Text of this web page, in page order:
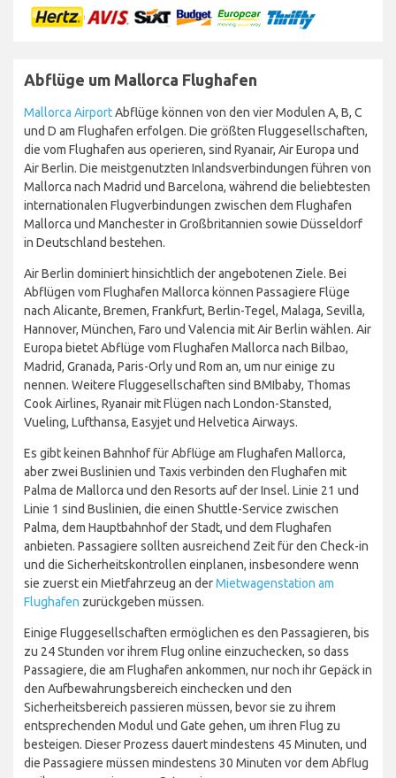
Abflüge um Mallorca Flughafen
Mallorca AirportAbflüge können von den vier Modulen A, B, C
und D am Flughafen erfolgen. Die größten Fluggesellschaften,
die vom Flughafen aus operieren, sind Ryanair, Air Europa und
Air Berlin. Die meistgenutzten Inlandsverbindungen führen von
Mallorca nach Madrid und Barcelona, während die beliebtesten
internationalen Flugverbindungen zwischen dem Flughafen
Mallorca und Manchester in Großbritannien sowie Düsseldorf
in Deutschland bestehen.
Air Berlin dominiert hinsichtlich der angebotenen Ziele. Bei
Abflügen vom Flughafen Mallorca können Passagiere Flüge
nach Alicante, Bremen, Frankfurt, Berlin-Tegel, Malaga, Sevilla,
Hannover, München, Faro und Valencia mit Air Berlin wählen. Air
Europa bietet Abflüge vom Flughafen Mallorca nach Bilbao,
Madrid, Granada, Paris-Orly und Rom an, um nur einige zu
nennen. Weitere Fluggesellschaften sind BMIbaby, Thomas
Cook Airlines, Ryanair mit Flügen nach London-Stansted,
Vueling, Lufthansa, Easyjet und Helvetica Airways.
Es gibt keinen Bahnhof für Abflüge am Flughafen Mallorca,
aber zwei Buslinien und Taxis verbinden den Flughafen mit
Palma de Mallorca und den Resorts auf der Insel. Linie 21 und
Linie 1 sind Buslinien, die einen Shuttle-Service zwischen
Palma, dem Hauptbahnhof der Stadt, und dem Flughafen
anbieten. Passagiere sollten ausreichend Zeit für den Check-in
und die Sicherheitskontrollen einplanen, insbesondere wenn
sie zuerst ein Mietfahrzeug an derMietwagenstation am
Flughafen zurückgeben müssen.
Einige Fluggesellschaften ermöglichen es den Passagieren, bis
zu 24 Stunden vor ihrem Flug online einzuchecken, so dass
Passagiere, die am Flughafen ankommen, nur noch ihr Gepäck in
den Aufbewahrungsbereich einchecken und den
Sicherheitsbereich passieren müssen, bevor sie zu ihrem
entsprechenden Modul und Gate gehen, um ihren Flug zu
besteigen. Dieser Prozess dauert mindestens 45 Minuten, und
die Passagiere müssen mindestens 30 Minuten vor dem Abflug